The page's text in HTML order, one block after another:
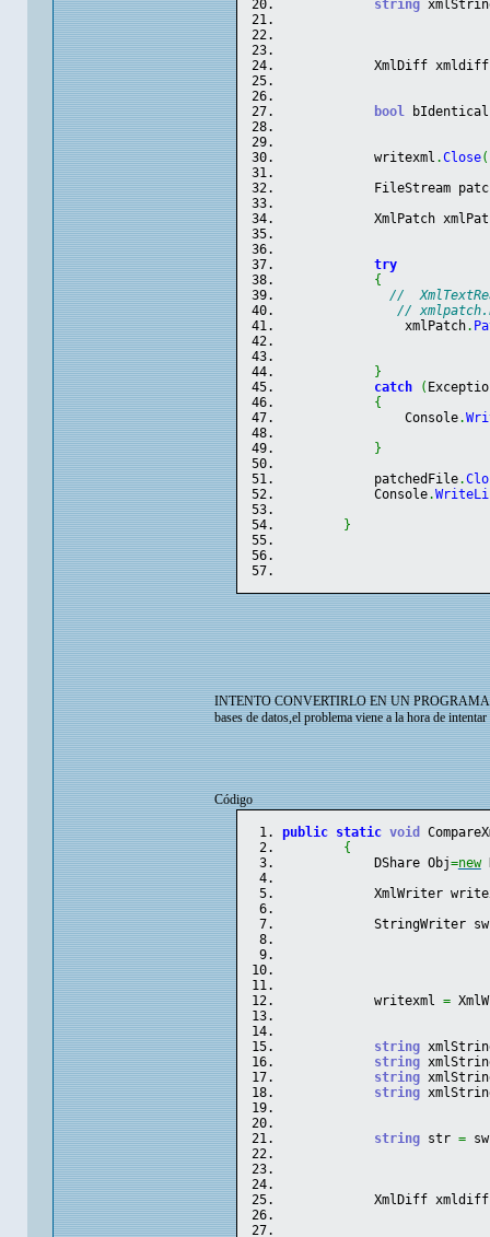
string
XmlDiff
bool
writexml .Close(
FileStream
XmlPatch
try
{
//
//
xmlPatch.
}
catch
(
{
Console.
}
patchedFile.
Console.
}
INTENTO CONVERTIRLO EN UN PROGRAMA
bases de datos,el problema viene a la hora de
Código
public static void
{
DShare Obj=new
XmlWriter
StringWriter
writexml =
string
string
string
string
string str = sw
XmlDiff